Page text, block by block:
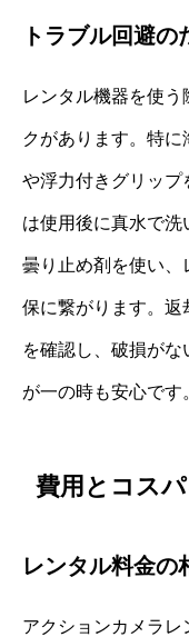
トラブル回避の
レンタル機器を使
クがあります。特
や浮力付きグリップ
は使用後に真水で洗
曇り止め剤を使い、
保に繋がります。返
を確認し、破損が
が一の時も安心です
費用とコス
レンタル料金の
アクションカメラレ